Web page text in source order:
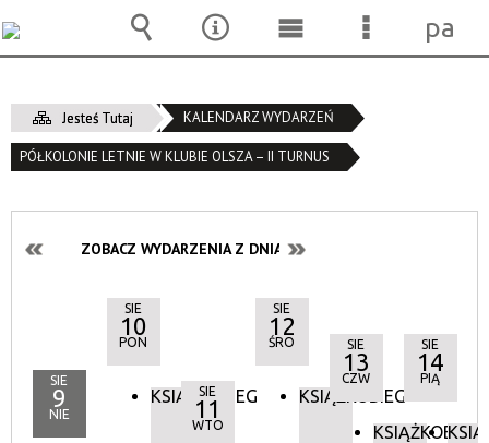
Jesteś Tutaj KALENDARZ WYDARZEŃ
PÓŁKOLONIE LETNIE W KLUBIE OLSZA – II TURNUS
ZOBACZ WYDARZENIA Z DNIA:
SIE
9
NIE
SIE
10
PON
KSIĄŻKOBIEG
SIE
11
WTO
SIE
12
ŚRO
KSIĄŻKOBIEG
SIE
13
CZW
KSIĄŻKOBIEG
SIE
14
PIĄ
Wyszukiwarka
Narzędzia
MenuMenu